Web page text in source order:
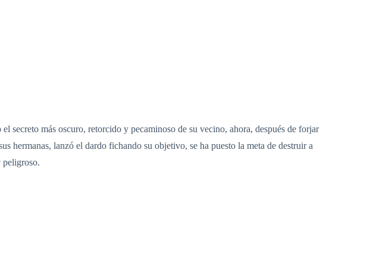
secreto más oscuro, retorcido y pecaminoso de su vecino, ahora, después de forjar
hermanas, lanzó el dardo fichando su objetivo, se ha puesto la meta de destruir a
peligroso.